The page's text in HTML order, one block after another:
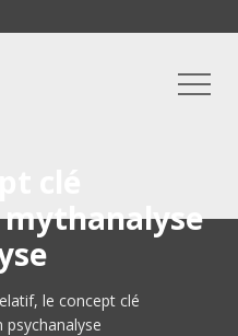
clé
mythanalyse
le concept clé
psychanalyse